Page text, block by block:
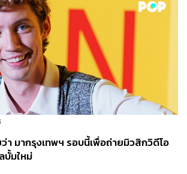
า มากรุงเทพฯ รอบนี้เพื่อถ่ายมิวสิกวิดีโอ
บั้มใหม่